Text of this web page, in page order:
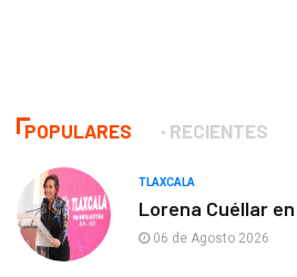
POPULARES RECIENTES
TLAXCALA
Lorena Cuéllar
06 de Agosto 2026